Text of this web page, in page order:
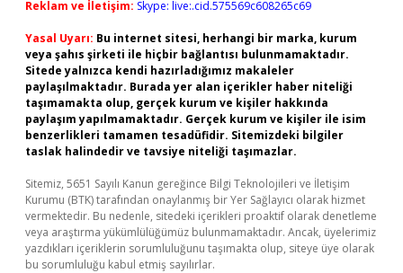
Reklam ve İletişim: Skype: live:.cid.575569c608265c69
Yasal Uyarı: Bu internet sitesi, herhangi bir marka, kurum
veya şahıs şirketi ile hiçbir bağlantısı bulunmamaktadır.
Sitede yalnızca kendi hazırladığımız makaleler
paylaşılmaktadır. Burada yer alan içerikler haber niteliği
taşımamakta olup, gerçek kurum ve kişiler hakkında
paylaşım yapılmamaktadır. Gerçek kurum ve kişiler ile isim
benzerlikleri tamamen tesadüfidir. Sitemizdeki bilgiler
taslak halindedir ve tavsiye niteliği taşımazlar.
Sitemiz, 5651 Sayılı Kanun gereğince Bilgi Teknolojileri ve İletişim
Kurumu (BTK) tarafından onaylanmış bir Yer Sağlayıcı olarak hizmet
vermektedir. Bu nedenle, sitedeki içerikleri proaktif olarak denetleme
veya araştırma yükümlülüğümüz bulunmamaktadır. Ancak, üyelerimiz
yazdıkları içeriklerin sorumluluğunu taşımakta olup, siteye üye olarak
bu sorumluluğu kabul etmiş sayılırlar.